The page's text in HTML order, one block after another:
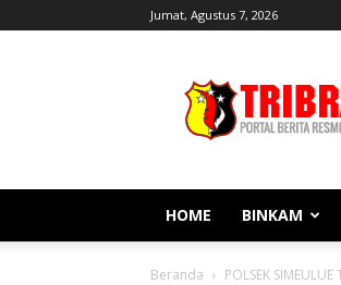
Jumat, Agustus 7, 2026
HOME BINKAM
Beranda POLSEK